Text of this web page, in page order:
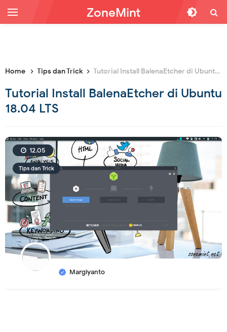
ZoneMint
Home Tips dan Trick Tutorial Install BalenaEtcher di Ubuntu 18.04 LTS
Tutorial Install BalenaEtcher di Ubuntu
18.04 LTS
Tips dan Trick
Margiyanto
12.05